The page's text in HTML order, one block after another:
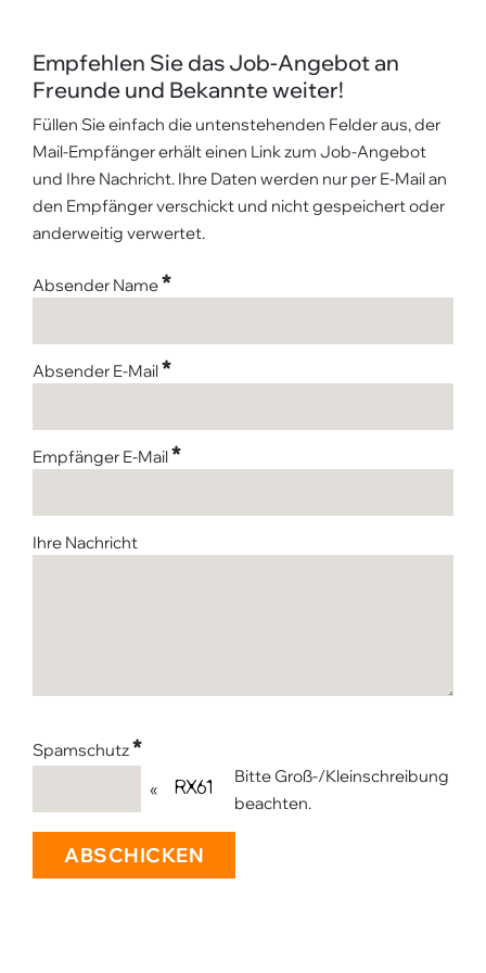
Empfehlen Sie das Job-Angebot an
Freunde und Bekannte weiter!
Füllen Sie einfach die untenstehenden Felder aus, der
Mail-Empfänger erhält einen Link zum Job-Angebot
und Ihre Nachricht. Ihre Daten werden nur per E-Mail an
den Empfänger verschickt und nicht gespeichert oder
anderweitig verwertet.
Absender Name*
Absender E-Mail*
Empfänger E-Mail*
Ihre Nachricht
Spamschutz*
«
Bitte Groß-/Kleinschreibung
beachten.